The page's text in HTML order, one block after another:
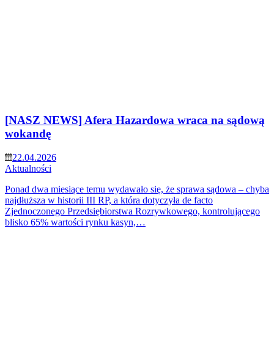
[NASZ NEWS] Afera Hazardowa wraca na sądową
wokandę
22.04.2026
Aktualności
Ponad dwa miesiące temu wydawało się, że sprawa sądowa – chyba
najdłuższa w historii III RP, a która dotyczyła de facto
Zjednoczonego Przedsiębiorstwa Rozrywkowego, kontrolującego
blisko 65% wartości rynku kasyn,…